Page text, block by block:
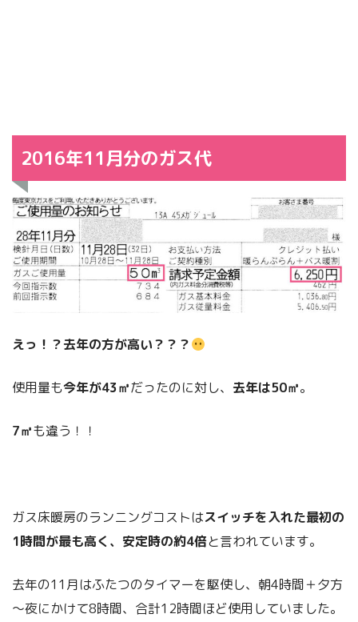
2016年11月分のガス代
えっ！？去年の方が高い？？？
使用量も今年が43㎥だったのに対し、 去年は50㎥。
7㎥も違う！！
ガス床暖房のランニングコストはスイッチを入れた最初の
1時間が最も高く、安定時の約4倍と言われています。
去年の11月はふたつのタイマーを駆使し、朝4時間＋夕方
～夜にかけて8時間、合計12時間ほど使用していました。